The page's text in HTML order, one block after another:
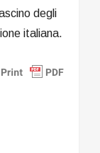
degli
italiana.